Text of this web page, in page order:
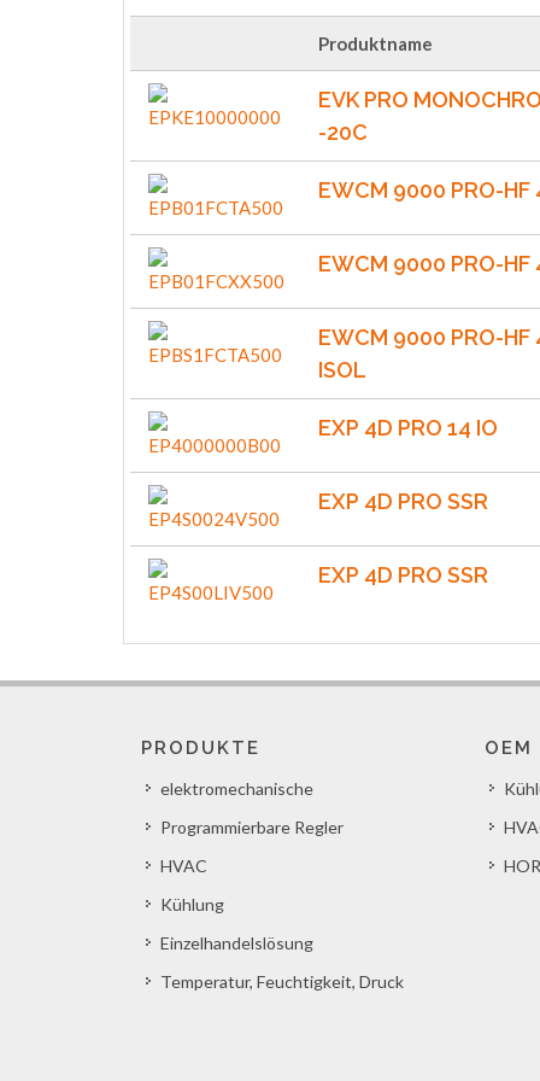
Produktname
EVK PRO
-20C
EWCM 9000 PRO-
EWCM 9000 PRO-HF
EWCM 9000 PRO-
ISOL
EXP 4D PRO 14 IO
EXP 4D PRO SSR
EXP 4D PRO SSR
PRODUKTE
elektromechanische
Programmierbare Regler
HVAC
Kühlung
Einzelhandelslösung
Temperatur, Feuchtigkeit, Druck
OEM